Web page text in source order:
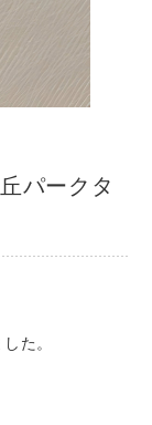
パークタ
た。